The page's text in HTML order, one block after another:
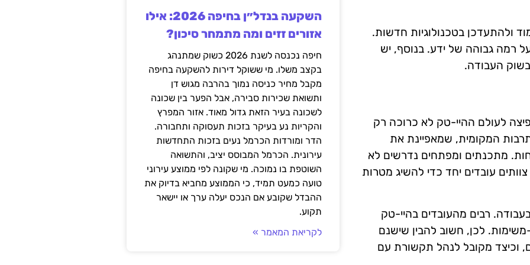
ולהתעדכן בטכנולוגיות חדשות.
רמה גבוהה של ידע. בנוסף, יש
בשוק העבודה.
לעולם ההיי-טק לא כרוכה רק
המקומית, שמאפיינת את
מתכנתים ומפתחים נדרשים לא
עובדים יחד כדי להשיג מטרות
רבים מהעובדים בהיי-טק
לכן, חשוב להבין שישנם
וכיצד מקובל לנהל תקשורת עם
השקעה בנדל״ן בחיפה 2026: אילו
אזורים זזים ומה מתמחר סיכון?
חיפה נכנסה לשנת 2026 כשוק שמתנהג
בקצב משלו. מי ששוקל דירות להשקעה בחיפה
מקבל מחיר כניסה נמוך בהרבה מגוש דן
ותשואת שכירות סבירה, אבל הפער בין שכונה
לשכונה בעיר הזאת גדול מאוד. אזור המפרץ
והקריות נע בעיקר בזכות תעסוקה ותחבורה.
הדר ומורדות הכרמל נעים בזכות התחדשות
עירונית. הכרמל המבוסס יציב, והתשואה
השוטפת בו נמוכה. מי שקונה לפי ממוצע עירוני
טועה כמעט תמיד, כי הממוצע מחביא בדיוק את
ההבדל שקובע אם הנכס יעלה ערך או יישאר
תקוע.
לקריאת המאמר »